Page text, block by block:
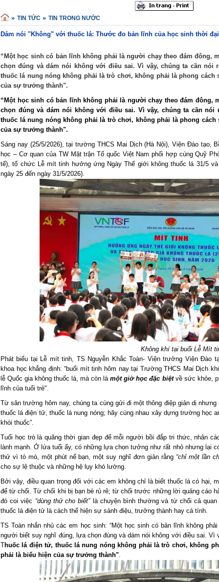
TIN TỨC TIN TRONG NƯỚC
Dám nói "Không" với thuốc lá: Thước đo bản lĩnh của học sinh thời
“Một học sinh có bản lĩnh không phải là người chạy theo đám đông,
chọn đúng và dám nói không với điều sai. Vì vậy, chúng ta cần nói
thuốc lá nung nóng không phải là trò chơi, không phải là phong cách
của sự trưởng thành".
“Một học sinh có bản lĩnh không phải là người chạy theo đám đông,
chọn đúng và dám nói không với điều sai. Vì vậy, chúng ta cần
thuốc lá nung nóng không phải là trò chơi, không phải là phong
của sự trưởng thành".
Sáng nay (25/5/2026), tại trường THCS Mai Dịch (Hà Nội), Viện Đào tạo,
học – Cơ quan của TW Mặt trận Tổ quốc Việt Nam phối hợp cùng Quỹ
tế), tổ chức Lễ mít tinh hưởng ứng Ngày Thế giới không thuốc lá 31/5
ngày 25 đến ngày 31/5/2026).
Không khí tại buổi Lễ Mít
Phát biểu tại Lễ mít tinh, TS Nguyễn Khắc Toàn- Viện trưởng Viện Đào
khoa học khẳng định: “buổi mít tinh hôm nay tại Trường THCS Mai Dịch
lễ Quốc gia không thuốc lá, mà còn làmột giờ học đặc biệtvề sức khỏe,
lĩnh của tuổi trẻ".
Từ sân trường hôm nay, chúng ta cùng gửi đi một thông điệp giản dị
thuốc lá điện tử, thuốc lá nung nóng; hãy cùng nhau xây dựng trường học
khói thuốc”.
Tuổi học trò là quãng thời gian đẹp để mỗi người bồi đắp tri thức, nhân
lành mạnh. Ở lứa tuổi ấy, có những lựa chọn tưởng như rất nhỏ nhưng lại
thử vì tò mò, một phút nể bạn, một suy nghĩ đơn giản rằng “chỉ một lần
cho sự lệ thuộc và những hệ lụy khó lường.
Bởi vậy, điều quan trọng đối với các em không chỉ là biết thuốc lá có hại,
để từ chối. Từ chối khi bị bạn bè rủ rê; từ chối trước những lời quảng cáo
đó coi việc “dùng thử cho biết”là chuyện bình thường và từ chối cả quan
thuốc lá điện tử là cách thể hiện sự sành điệu, trưởng thành hay cá tính.
TS Toàn nhắn nhủ các em học sinh: “Một học sinh có bản lĩnh không
người biết suy nghĩ đúng, lựa chọn đúng và dám nói không với điều sai. Vì
Thuốc lá điện tử, thuốc lá nung nóng không phải là trò chơi, không
phải là biểu hiện của sự trưởng thành"